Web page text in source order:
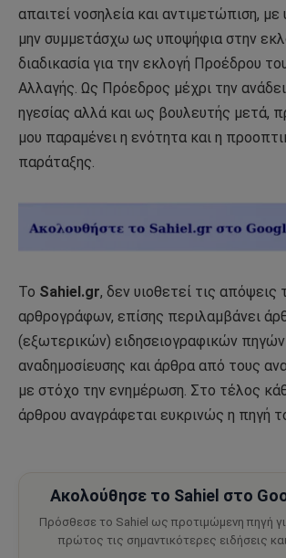
απαιτεί νοσηλεία και αντιμετώπιση,
μην συμμετάσχω ως υποψήφια στην
διαδικασία για την εκλογή Προέδρου
Αλλαγής. Ως Πρόεδρος μέχρι την
ηγεσίας αλλά και ως βουλευτής μετά,
μου παραμένει η ενότητα και η
παράταξης.
Το Sahiel.gr, δεν υιοθετεί τις απόψεις
αρθρογράφων, επίσης περιλαμβάνει
(εξωτερικών) ειδησειογραφικών
αναδημοσίευσης και άρθρα από τους
με στόχο την ενημέρωση. Στο τέλος
άρθρου αναγράφεται ευκρινώς η πηγή
Ακολούθησε το Sahiel στο
Πρόσθεσε το Sahiel ως προτιμώμενη πηγή
πρώτος τις σημαντικότερες ειδήσεις